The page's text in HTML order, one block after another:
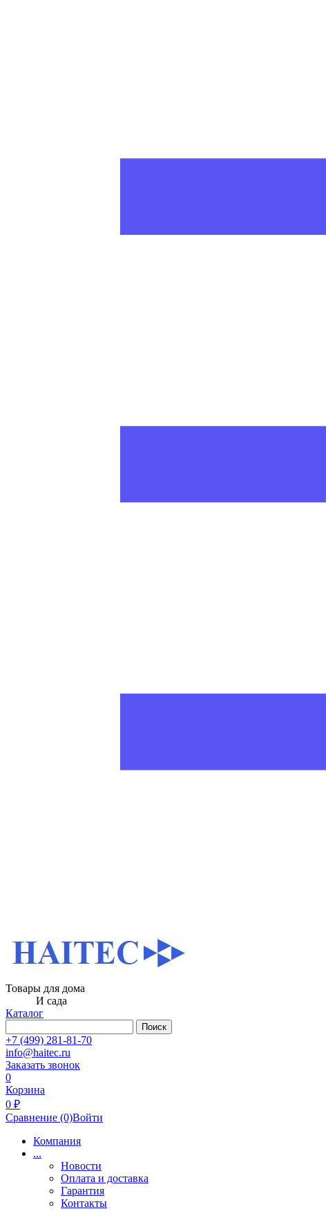
Товары для дома
И сада
Каталог
Поиск
+7 (499) 281-81-70
info@haitec.ru
Заказать звонок
0
Корзина
0 ₽
Сравнение (0)Войти
Компания
...
Новости
Оплата и доставка
Гарантия
Контакты